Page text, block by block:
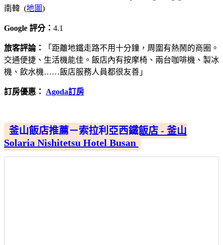
南韓 (地圖)
Google 評分： 4.1
旅客評論：
「距離地鐵走路不用十分鐘，周圍有熱鬧的商圈。
交通便捷、生活機能佳。飯店內有按摩椅、兩台咖啡機、製冰
機、飲水機……飯店服務人員都很友善」
訂房優惠： Agoda訂房
釜山飯店推薦－索拉利亞西鐵飯店 - 釜山
Solaria Nishitetsu Hotel Busan